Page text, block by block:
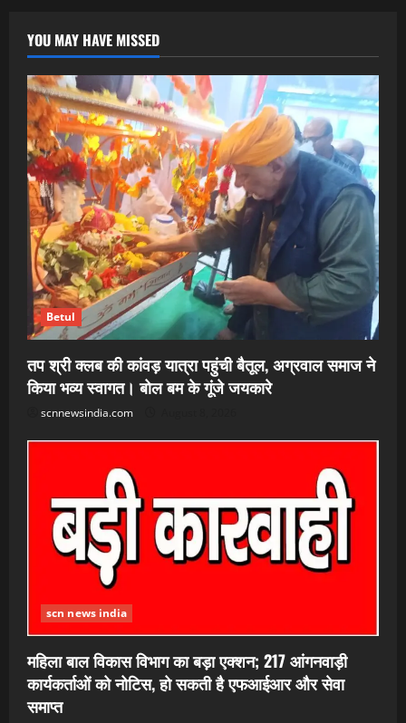
YOU MAY HAVE MISSED
Betul
तप श्री क्लब की कांवड़ यात्रा पहुंची बैतूल, अग्रवाल समाज ने
किया भव्य स्वागत। बोल बम के गूंजे जयकारे
scnnewsindia.com
scn news india
महिला बाल विकास विभाग का बड़ा एक्शन; 217 आंगनवाड़ी
कार्यकर्ताओं को नोटिस, हो सकती है एफआईआर और सेवा
समाप्त